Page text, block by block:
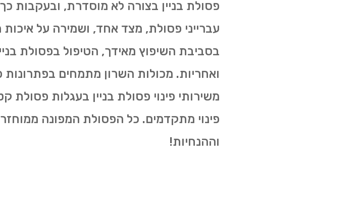
פסולת בניין בצורה לא מוסדרת, ובעקבות
עברייני פסולת, מצד אחד, ושמירה על
בסביבת השיפוץ מאידך, הטיפול בפסולת
ואחריות. מכולות השרון מתמחים בפתרונות
פינוי מתקדמים. כל הפסולת המפונה
וההנחיות!